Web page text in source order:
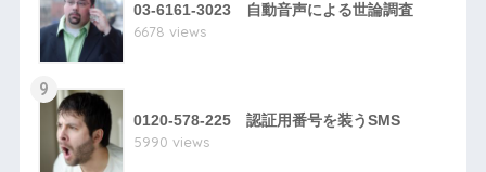
03-6161-3023 自動音声による世論調査
6678 views
9
0120-578-225 認証用番号を装うSMS
5990 views